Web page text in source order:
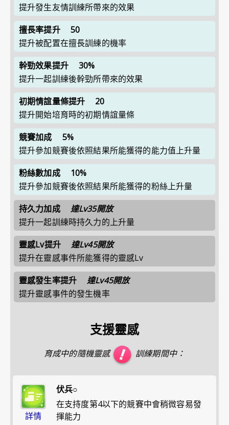
提升發生友情訓練所帶來的效果
擅長率提升
50
提升被配置在擅長訓練的機率
幹勁效果提升
30%
提升一起訓練後幹勁所帶來的效果
初期情誼量條提升
20
提升開始培育時的初期情誼量條
競賽加成
5%
提升參加競賽後依照結果所能獲得的能力值上升量
粉絲數加成
10%
提升參加競賽後依照結果所能獲得的粉絲上升量
持久力加成
達Lv35開放
提升一起訓練時持久力的上升量
靈感Lv提升
達Lv45開放
提升在靈感事件所能獲得的靈感Lv
靈感發生率提升
達Lv45開放
提升靈感事件的發生機率
支援靈感
育成中的隨機靈感 訓練期間中：
詳情
伏兵○
在支持度第4以下的競賽中會稍微容易發
揮能力